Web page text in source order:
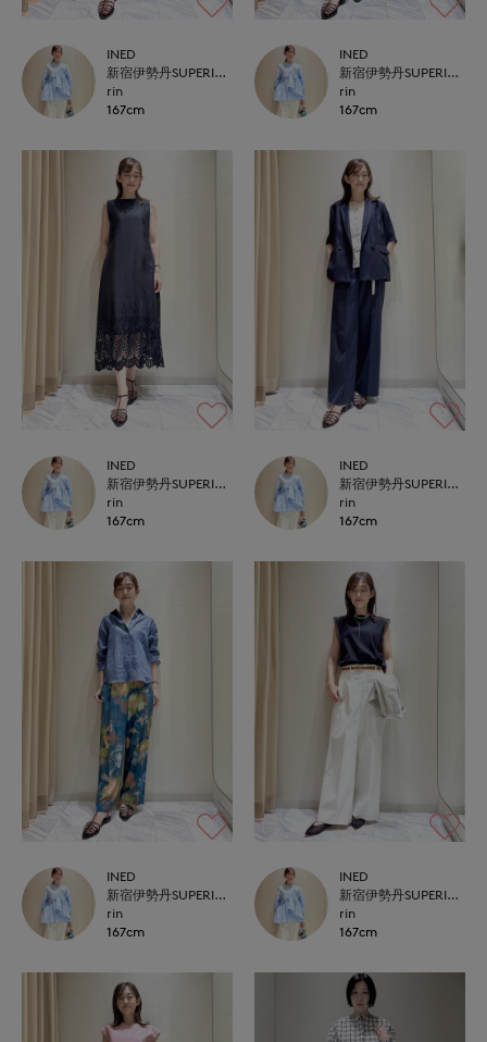
INED
新宿伊勢丹SUPERIOR CLOSET
rin
167cm
INED
新宿伊勢丹SUPERIOR CLOSET
rin
167cm
INED
新宿伊勢丹SUPERIOR CLOSET
rin
167cm
INED
新宿伊勢丹SUPERIOR CLOSET
rin
167cm
INED
新宿伊勢丹SUPERIOR CLOSET
rin
167cm
INED
新宿伊勢丹SUPERIOR CLOSET
rin
167cm